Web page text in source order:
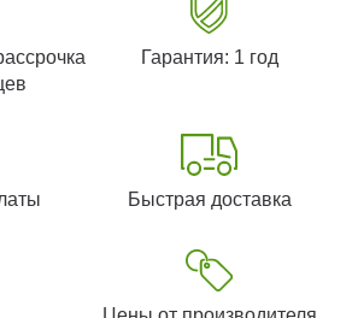
Гарантия: 1 год
Быстрая доставка